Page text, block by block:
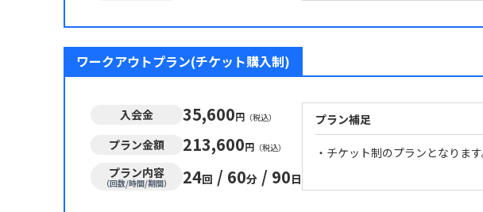
ワークアウトプラン(チケット購入制)
入会金 35,600円 （税込）
プラン金額 213,600円 （税込）
プラン内容
（回数/時間/期間） 24回 / 60分 / 90日
プラン補足
・チケット制のプランとなります